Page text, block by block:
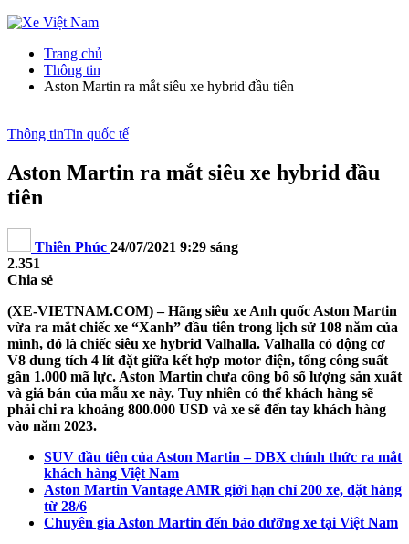
Trang chủ
Thông tin
Aston Martin ra mắt siêu xe hybrid đầu tiên
Thông tinTin quốc tế
Aston Martin ra mắt siêu xe hybrid đầu
tiên
Thiên Phúc 24/07/2021 9:29 sáng
2.351
Chia sẻ
(XE-VIETNAM.COM) – Hãng siêu xe Anh quốc Aston Martin
vừa ra mắt chiếc xe “Xanh” đầu tiên trong lịch sử 108 năm của
mình, đó là chiếc siêu xe hybrid Valhalla. Valhalla có động cơ
V8 dung tích 4 lít đặt giữa kết hợp motor điện, tổng công suất
gần 1.000 mã lực. Aston Martin chưa công bố số lượng sản xuất
và giá bán của mẫu xe này. Tuy nhiên có thể khách hàng sẽ
phải chi ra khoảng 800.000 USD và xe sẽ đến tay khách hàng
vào năm 2023.
SUV đầu tiên của Aston Martin – DBX chính thức ra mắt
khách hàng Việt Nam
Aston Martin Vantage AMR giới hạn chỉ 200 xe, đặt hàng
từ 28/6
Chuyên gia Aston Martin đến bảo dưỡng xe tại Việt Nam